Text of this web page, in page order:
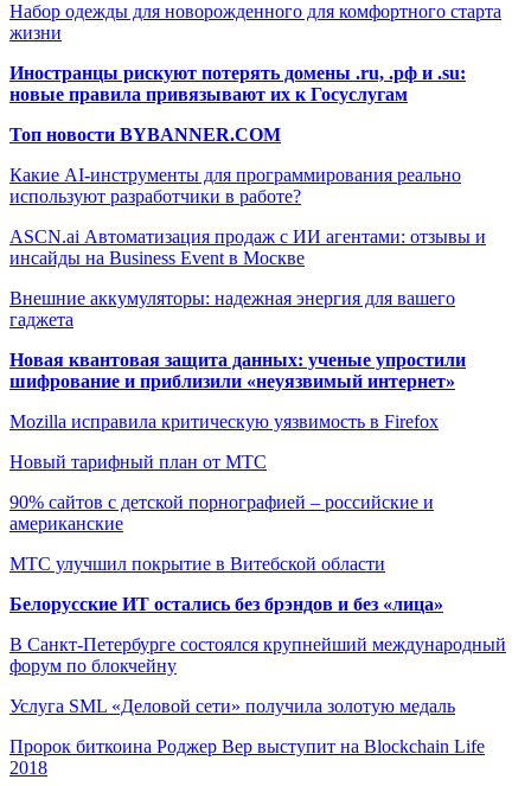
Набор одежды для новорожденного для комфортного старта
жизни
Иностранцы рискуют потерять домены .ru, .рф и .su:
новые правила привязывают их к Госуслугам
Топ новости BYBANNER.COM
Какие AI-инструменты для программирования реально
используют разработчики в работе?
ASCN.ai Автоматизация продаж с ИИ агентами: отзывы и
инсайды на Business Event в Москве
Внешние аккумуляторы: надежная энергия для вашего
гаджета
Новая квантовая защита данных: ученые упростили
шифрование и приблизили «неуязвимый интернет»
Mozilla исправила критическую уязвимость в Firefox
Новый тарифный план от МТС
90% сайтов с детской порнографией – российские и
американские
МТС улучшил покрытие в Витебской области
Белорусские ИТ остались без брэндов и без «лица»
В Санкт-Петербурге состоялся крупнейший международный
форум по блокчейну
Услуга SML «Деловой сети» получила золотую медаль
Пророк биткоина Роджер Вер выступит на Blockchain Life
2018